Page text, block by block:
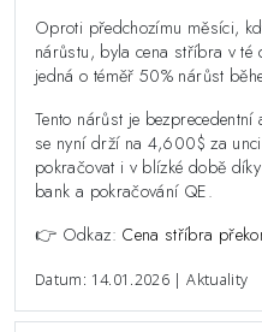
Oproti předchozímu měsíci,
nárůstu, byla cena stříbra v
jedná o téměř 50% nárůst
Tento nárůst je
se nyní drží na 4,600$ za
pokračovat i v blízké době
bank a pokračování QE.
👉 Odkaz: Cena stříbra
Datum: 14.01.2026 | Aktuality